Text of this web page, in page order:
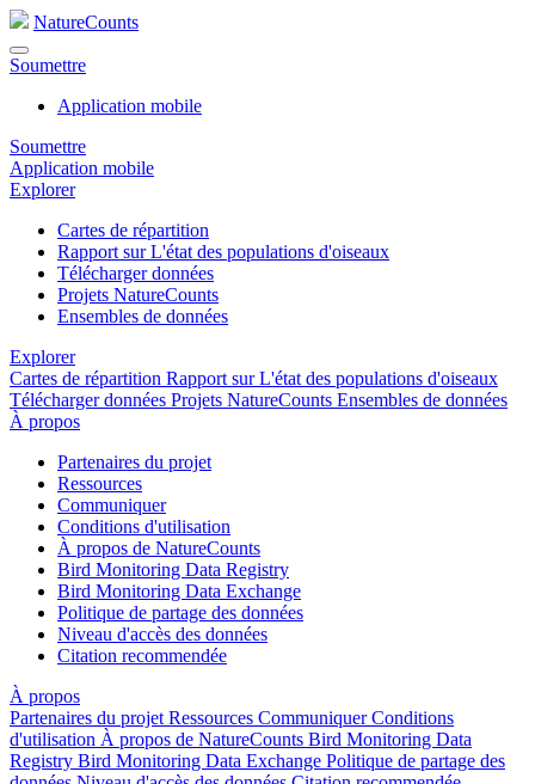
NatureCounts
Soumettre
Application mobile
Soumettre
Application mobile
Explorer
Cartes de répartition
Rapport sur L'état des populations d'oiseaux
Télécharger données
Projets NatureCounts
Ensembles de données
Explorer
Cartes de répartition Rapport sur L'état des populations d'oiseaux
Télécharger données Projets NatureCounts Ensembles de données
À propos
Partenaires du projet
Ressources
Communiquer
Conditions d'utilisation
À propos de NatureCounts
Bird Monitoring Data Registry
Bird Monitoring Data Exchange
Politique de partage des données
Niveau d'accès des données
Citation recommendée
À propos
Partenaires du projet Ressources CommuniquerConditions
d'utilisation À propos de NatureCounts Bird Monitoring Data
Registry Bird Monitoring Data Exchange Politique de partage des